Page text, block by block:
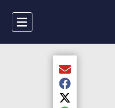
Menu
Compartir el
Compartir el
Compartir el